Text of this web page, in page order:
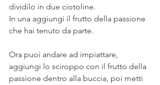
dividilo in due ciotoline.
In una aggiungi il frutto della passione
che hai tenuto da parte.
Ora puoi andare ad impiattare,
aggiungi lo sciroppo con il frutto della
passione dentro alla buccia, poi metti